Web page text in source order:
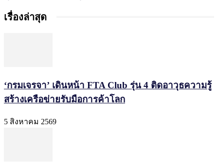
เรื่องล่าสุด
‘กรมเจรจา’ เดินหน้า FTA Club รุ่น 4 ติดอาวุธความรู้
สร้างเครือข่ายรับมือการค้าโลก
5 สิงหาคม 2569